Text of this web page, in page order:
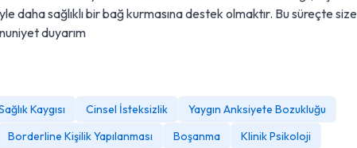
daha sağlıklı bir bağ kurmasına destek olmaktır. Bu süreçte size
duyarım
Kaygısı Cinsel İsteksizlik
Yaygın Anksiyete Bozukluğu
Borderline Kişilik Yapılanması Boşanma
Klinik Psikoloji